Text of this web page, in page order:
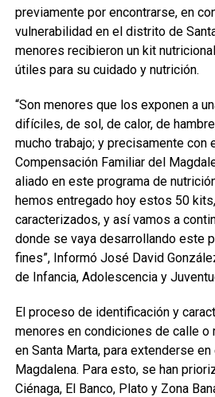
previamente por encontrarse, en
vulnerabilidad en el distrito de
menores recibieron un kit
útiles para su cuidado y nutrición.
“Son menores que los exponen a
difíciles, de sol, de calor, de
mucho trabajo; y precisamente con
Compensación Familiar del
aliado en este programa de
hemos entregado hoy estos 50
caracterizados, y así vamos a
donde se vaya desarrollando este
fines”, Informó José David
de Infancia, Adolescencia y
El proceso de identificación y
menores en condiciones de calle o
en Santa Marta, para extenderse
Magdalena. Para esto, se han
Ciénaga, El Banco, Plato y Zona